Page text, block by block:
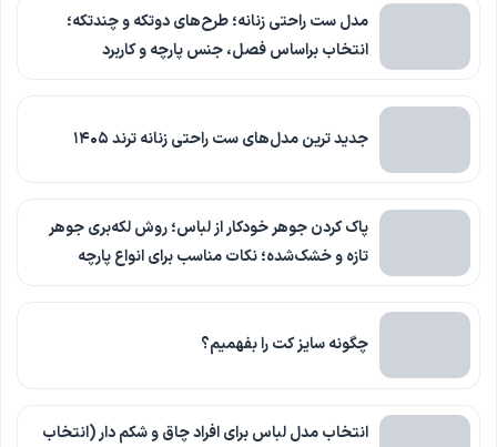
مدل ست راحتی زنانه؛ طرح‌های دوتکه و چندتکه؛
انتخاب براساس فصل، جنس پارچه و کاربرد
جدید ترین مدل‌های ست راحتی زنانه ترند ۱۴۰۵
پاک کردن جوهر خودکار از لباس؛ روش لکه‌بری جوهر
تازه و خشک‌شده؛ نکات مناسب برای انواع پارچه
چگونه سایز کت را بفهمیم؟
انتخاب مدل لباس برای افراد چاق و شکم دار (انتخاب